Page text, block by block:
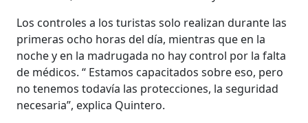
Los controles a los turistas solo realizan durante las
primeras ocho horas del día, mientras que en la
noche y en la madrugada no hay control por la falta
de médicos. “ Estamos capacitados sobre eso, pero
no tenemos todavía las protecciones, la seguridad
necesaria”, explica Quintero.